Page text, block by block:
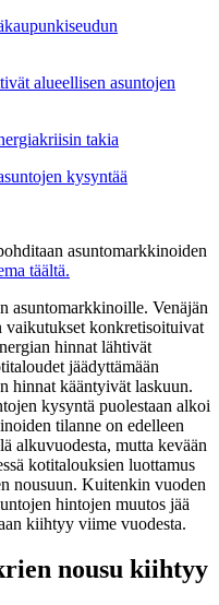
alueellisen asuntojen
takia
kysyntää
asuntomarkkinoiden
täältä.
asuntomarkkinoille. Venäjän
vaikutukset konkretisoituivat
hinnat lähtivät
jäädyttämään
hinnat kääntyivät laskuun.
kysyntä puolestaan alkoi
tilanne on edelleen
alkuvuodesta, mutta kevään
kotitalouksien luottamus
nousuun. Kuitenkin vuoden
hintojen muutos jää
kiihtyy viime vuodesta.
nousu kiihtyy